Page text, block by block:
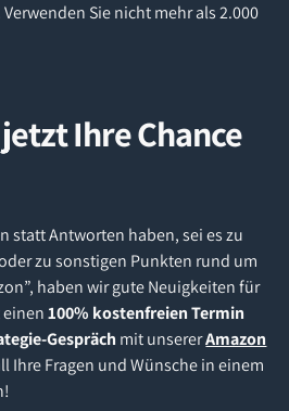
Sie nicht mehr als 2.000
Ihre Chance
statt Antworten haben, sei es zu
zu sonstigen Punkten rund um
haben wir gute Neuigkeiten für
einen100% kostenfreien Termin
Gespräch mit unsererAmazon
Ihre Fragen und Wünsche in einem